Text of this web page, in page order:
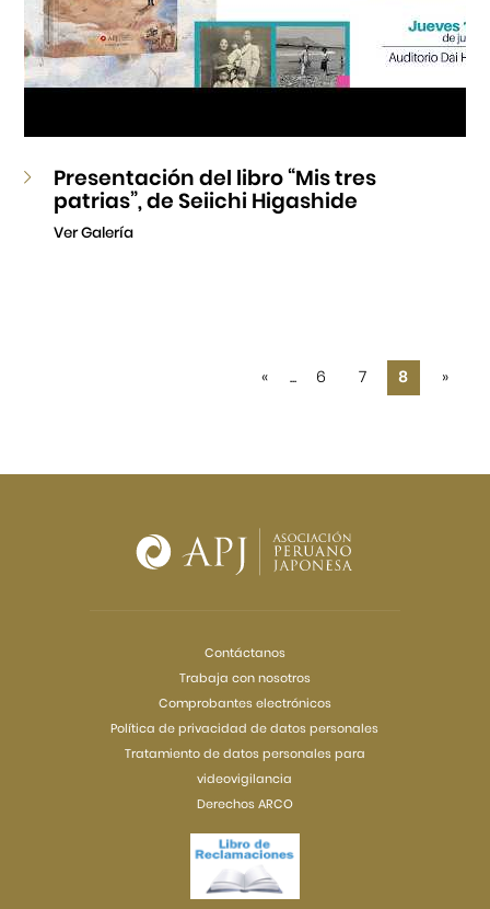
Presentación del libro “Mis tres
patrias”, de Seiichi Higashide
Ver Galería
« ... 6 7 8 »
Contáctanos
Trabaja con nosotros
Comprobantes electrónicos
Política de privacidad de datos personales
Tratamiento de datos personales para
videovigilancia
Derechos ARCO